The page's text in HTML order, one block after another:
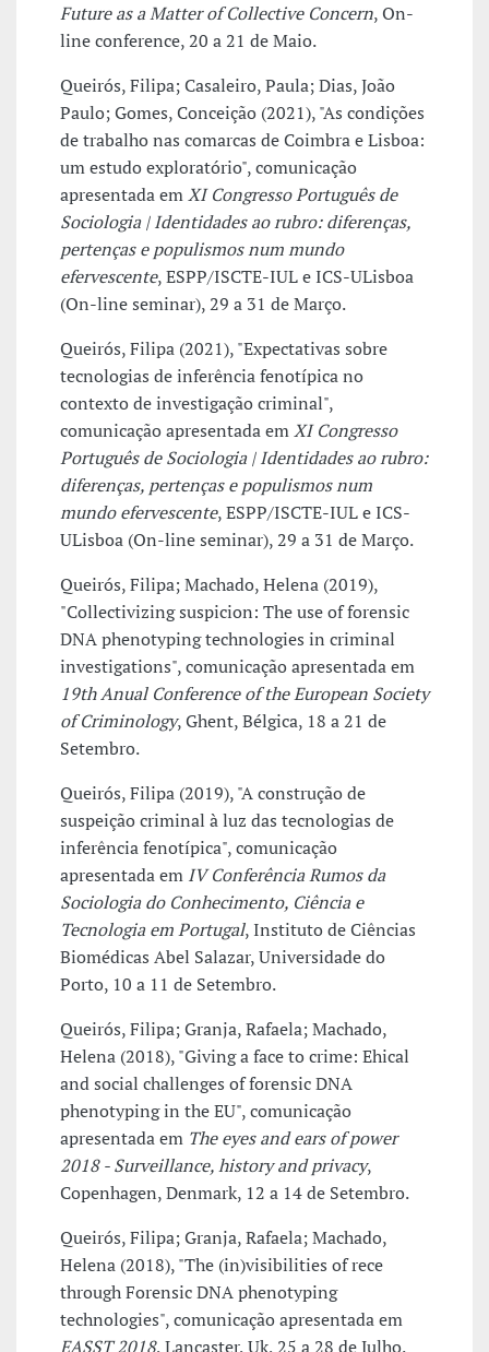
Future as a Matter of Collective Concern, On-
line conference, 20 a 21 de Maio.
Queirós, Filipa; Casaleiro, Paula; Dias, João
Paulo; Gomes, Conceição (2021), "As condições
de trabalho nas comarcas de Coimbra e Lisboa:
um estudo exploratório", comunicação
apresentada emXI Congresso Português de
Sociologia | Identidades ao rubro: diferenças,
pertenças e populismos num mundo
efervescente, ESPP/ISCTE-IUL e ICS-ULisboa
(On-line seminar), 29 a 31 de Março.
Queirós, Filipa (2021), "Expectativas sobre
tecnologias de inferência fenotípica no
contexto de investigação criminal",
comunicação apresentada emXI Congresso
Português de Sociologia | Identidades ao rubro:
diferenças, pertenças e populismos num
mundo efervescente, ESPP/ISCTE-IUL e ICS-
ULisboa (On-line seminar), 29 a 31 de Março.
Queirós, Filipa; Machado, Helena (2019),
"Collectivizing suspicion: The use of forensic
DNA phenotyping technologies in criminal
investigations", comunicação apresentada em
19th Anual Conference of the European Society
of Criminology, Ghent, Bélgica, 18 a 21 de
Setembro.
Queirós, Filipa (2019), "A construção de
suspeição criminal à luz das tecnologias de
inferência fenotípica", comunicação
apresentada em IV Conferência Rumos da
Sociologia do Conhecimento, Ciência e
Tecnologia em Portugal, Instituto de Ciências
Biomédicas Abel Salazar, Universidade do
Porto, 10 a 11 de Setembro.
Queirós, Filipa; Granja, Rafaela; Machado,
Helena (2018), "Giving a face to crime: Ehical
and social challenges of forensic DNA
phenotyping in the EU", comunicação
apresentada em The eyes and ears of power
2018 - Surveillance, history and privacy,
Copenhagen, Denmark, 12 a 14 de Setembro.
Queirós, Filipa; Granja, Rafaela; Machado,
Helena (2018), "The (in)visibilities of rece
through Forensic DNA phenotyping
technologies", comunicação apresentada em
EASST 2018, Lancaster, Uk, 25 a 28 de Julho.